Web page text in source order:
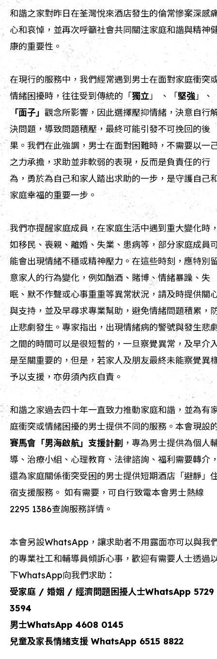
和諧之家對昨日在荃灣悅來酒店發生的倫常慘案深感
心和哀悼，並再次呼籲社會共同關注家庭和諧與精神
康的重要性。
在現行的服務中，我們經常遇到男士在面對家庭衝突
情緒困擾時，往往受到傳統的「獨立」 、「堅強」、
「面子」 觀念所影響，因此選擇壓抑情緒，決意自行
決問題，導致問題積壓，最終可能引發不可挽回的後
果。我們在此強調，男士在面對困難時，不需要以一
之力承擔，求助並非軟弱的表現，反而是負責任的行
為，勇於為自己和家人踏出求助的一步，是守護自己
家庭幸福的重要一步。
我們亦提醒家庭成員，在家庭生活中遇到重大變化時
如移民、喪親、離婚、失業、患病等，部分家庭成員
能會出現情緒不穩或精神壓力。在這些時刻，應特別
意家人的行為變化，例如酗酒、賭博、情緒暴躁、失
眠、默不作聲或心事重重等異常狀況，請及時提供關
與支持，並及早尋求專業幫助，避免情緒問題積累，
止悲劇發生。專家指出，出現情緒病的警號與發生悲
之間的時間可以是很短暫的，一旦察覺異常，及早介
是至關重要的，但是，若家人及朋友最終未能察覺異
予以支援，亦毋須內疚自責。
和諧之家過去四十年一直致力推動家庭和諧，並為有
庭衝突或情緒困擾的男士提供不同的服務。本會現設
賽馬會「男海啟航」支援計劃 ，專為男士提供為個人
導、治療小組、心理教育、法律諮詢、福利需要轉介
還為家庭關係衝突受困的男士提供短期酒店「避靜」
宿支援服務。 如有需要，可自行致電本會男士熱線
2295 1386查詢服務詳情。
本會另設WhatsApp，讓求助者不用露面亦可以與我
的專業社工和輔導員傾訴心事，歡迎有需要人士透過
下WhatsApp向我們求助：
受家庭 / 婚姻 / 經濟問題困擾人士WhatsApp 5729
3594
男士WhatsApp 4608 0145
兒童及家長情緒支援 WhatsApp 6515 8822